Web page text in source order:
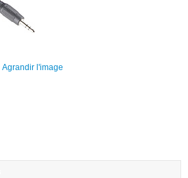
Agrandir l'image